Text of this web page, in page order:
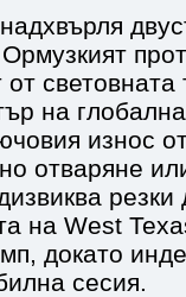
световната
на
износ
отваряне
на West
докато
сесия.